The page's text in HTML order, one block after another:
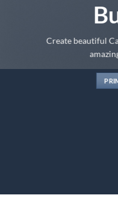
Create beautiful